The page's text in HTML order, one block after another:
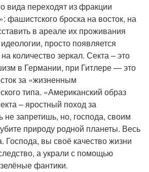
вида переходят из фракции
фашистского броска на восток, на
в ареале их проживания
просто появляется
количество зеркал. Секта – это
в Германии, при Гитлере — это
за «жизненным
типа. «Американский образ
– яростный поход за
не запретишь, но, господа, своим
природу родной планеты. Весь
Господа, вы своё качество жизни
а украли с помощью
фантики.